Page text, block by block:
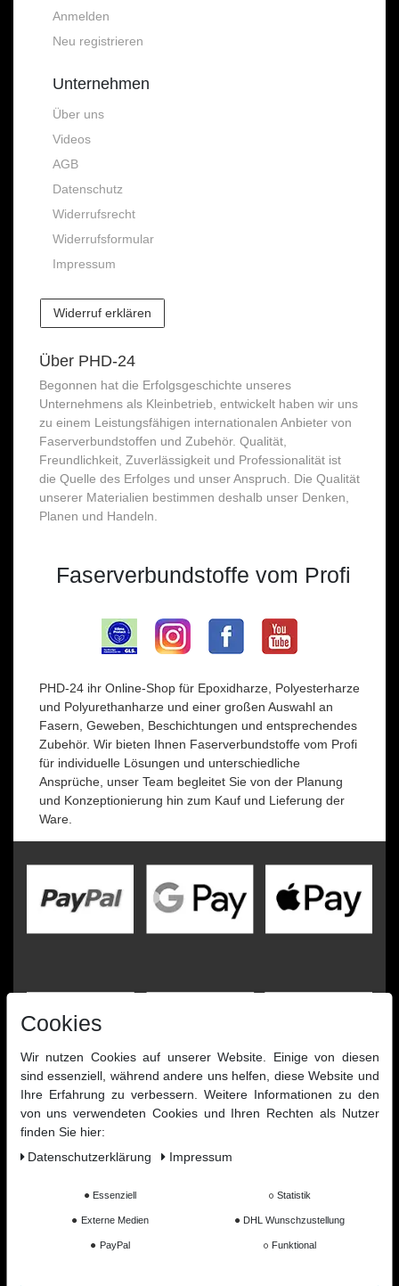
Anmelden
Neu registrieren
Unternehmen
Über uns
Videos
AGB
Datenschutz
Widerrufsrecht
Widerrufsformular
Impressum
Widerruf erklären
Über PHD-24
Begonnen hat die Erfolgsgeschichte unseres
Unternehmens als Kleinbetrieb, entwickelt haben wir uns
zu einem Leistungsfähigen internationalen Anbieter von
Faserverbundstoffen und Zubehör. Qualität,
Freundlichkeit, Zuverlässigkeit und Professionalität ist
die Quelle des Erfolges und unser Anspruch. Die Qualität
unserer Materialien bestimmen deshalb unser Denken,
Planen und Handeln.
Faserverbundstoffe vom Profi
PHD-24 ihr Online-Shop für Epoxidharze, Polyesterharze
und Polyurethanharze und einer großen Auswahl an
Fasern, Geweben, Beschichtungen und entsprechendes
Zubehör. Wir bieten Ihnen Faserverbundstoffe vom Profi
für individuelle Lösungen und unterschiedliche
Ansprüche, unser Team begleitet Sie von der Planung
und Konzeptionierung hin zum Kauf und Lieferung der
Ware.
Cookies
Wir nutzen Cookies auf unserer Website. Einige von diesen
sind essenziell, während andere uns helfen, diese Website und
Ihre Erfahrung zu verbessern. Weitere Informationen zu den
von uns verwendeten Cookies und Ihren Rechten als Nutzer
finden Sie hier:
Daten­schutz­erklärung
Impressum
Essenziell Statistik
Externe Medien DHL Wunschzustellung
PayPal Funktional